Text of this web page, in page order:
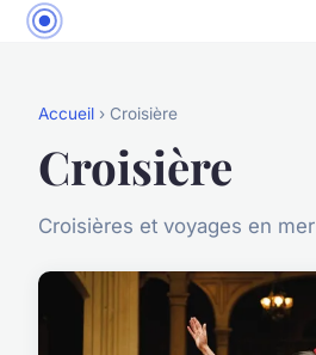
Accueil › Croisière
Croisière
Croisières et voyages en mer